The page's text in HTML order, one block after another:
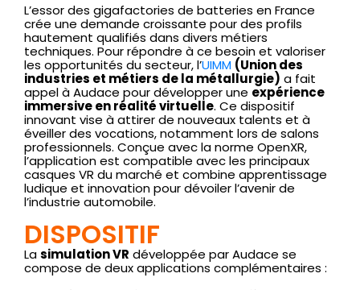
L’essor des gigafactories de batteries en France
crée une demande croissante pour des profils
hautement qualifiés dans divers métiers
techniques. Pour répondre à ce besoin et valoriser
les opportunités du secteur, l’UIMM (Union des
industries et métiers de la métallurgie) a fait
appel à Audace pour développer une expérience
immersive en réalité virtuelle. Ce dispositif
innovant vise à attirer de nouveaux talents et à
éveiller des vocations, notamment lors de salons
professionnels. Conçue avec la norme OpenXR,
l’application est compatible avec les principaux
casques VR du marché et combine apprentissage
ludique et innovation pour dévoiler l’avenir de
l’industrie automobile.
DISPOSITIF
Lasimulation VR développée par Audace se
compose de deux applications complémentaires :